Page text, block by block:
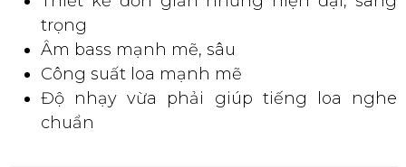
trọng
Âm bass mạnh mẽ, sâu
Công suất loa mạnh mẽ
Độ nhạy vừa phải giúp tiếng loa nghe
chuẩn